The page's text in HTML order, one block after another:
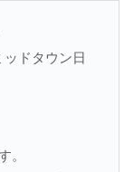
ドタウン日
。